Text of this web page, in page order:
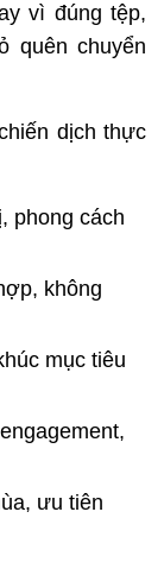
vì đúng tệp,
quên chuyển
dịch thực
phong cách
không
mục tiêu
ưu tiên